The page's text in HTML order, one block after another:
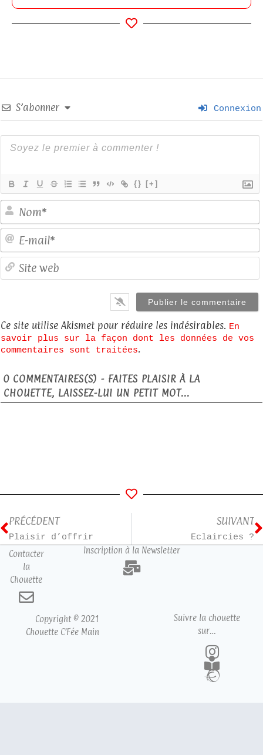
S’abonner Connexion
{} [+]
Ce site utilise Akismet pour réduire les indésirables. En
savoir plus sur la façon dont les données de vos
commentaires sont traitées.
0 COMMENTAIRES(S) - FAITES PLAISIR À LA
CHOUETTE, LAISSEZ-LUI UN PETIT MOT...
PRÉCÉDENT
Plaisir d’offrir
SUIVANT
Eclaircies ?
Contacter
la
Chouette
Inscription à la Newsletter
Copyright © 2021
Chouette C’Fée Main
Suivre la chouette
sur…